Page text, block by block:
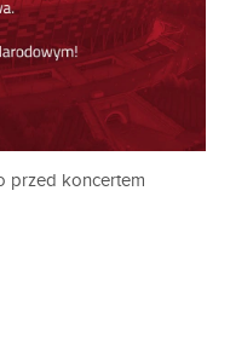
przed koncertem